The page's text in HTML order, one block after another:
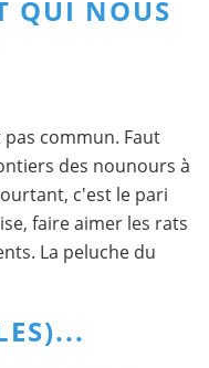
QUI NOUS
commun. Faut
des nounours à
c'est le pari
faire aimer les rats
La peluche du